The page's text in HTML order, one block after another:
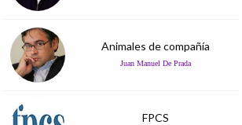
Animales de compañía
Juan Manuel De Prada
FPCS